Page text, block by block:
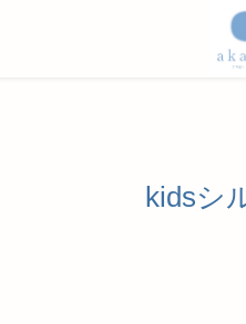
kidsシ